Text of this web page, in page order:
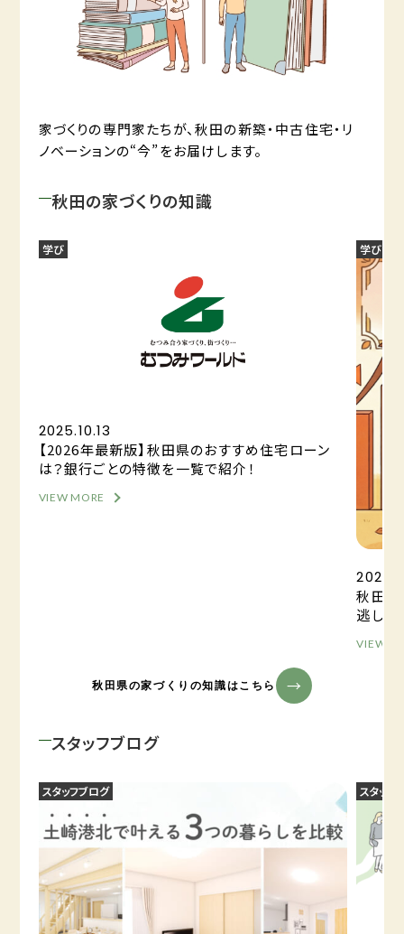
家づくりの専門家たちが、秋田の新築・中古住宅・リ
ノベーションの“今”をお届けします。
秋田の家づくりの知識
学び
2025.10.13
【2026年最新版】秋田県のおすすめ住宅ローン
は？銀行ごとの特徴を一覧で紹介！
VIEW MORE
学び
秋田の
逃しが
VIEW
秋田県の家づくりの知識はこちら
スタッフブログ
スタッフブログ スタッフ